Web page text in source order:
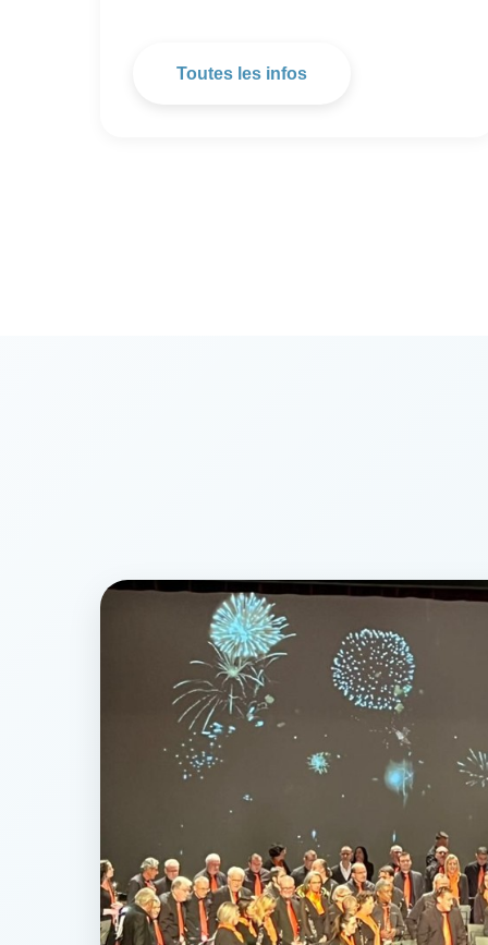
Toutes les infos